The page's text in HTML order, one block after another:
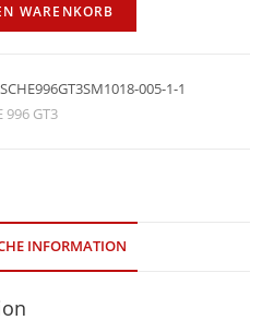
WARENKORB
005-1-1
996 GT3
INFORMATION